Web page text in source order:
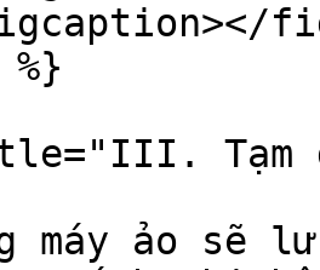
Tạm
máy ảo